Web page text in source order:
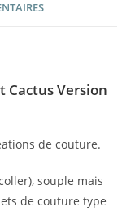
Cactus Version
de couture.
souple mais
de couture type